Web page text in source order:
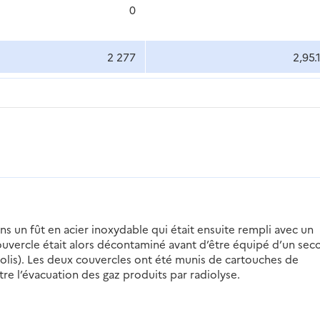
0
2 277
un fût en acier inoxydable qui était ensuite rempli avec un
était alors décontaminé avant d’être équipé d’un
Les deux couvercles ont été munis de cartouches de
l’évacuation des gaz produits par radiolyse.